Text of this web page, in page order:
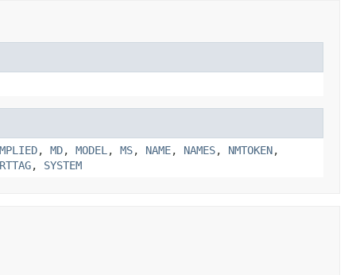
, MD, MODEL , MS, NAME, NAMES, NMTOKEN,
, SYSTEM